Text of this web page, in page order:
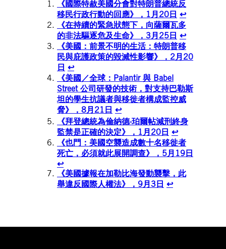
《國際特赦美國分會對特朗普總統反
移民行政行動的回應》，1月20日 ↩︎
《在持續的緊急狀態下，向薩爾瓦多
的非法驅逐危及生命》，3月25日 ↩︎
《美國：前景不明的生活：特朗普移
民與庇護政策的毀滅性影響》，2月20
日 ↩︎
《美國／全球：Palantir 與 Babel
Street 公司研發的技術，對支持巴勒斯
坦的學生抗議者與移徙者構成監控威
脅》，8月21日 ↩︎
《拜登總統為倫納德‧珀爾帖減刑終身
監禁是正確的決定》，1月20日 ↩︎
《也門：美國空襲造成數十名移徙者
死亡，必須就此展開調查》，5月19日
↩︎
《美國據報在加勒比海發動襲擊，此
舉違反國際人權法》，9月3日 ↩︎